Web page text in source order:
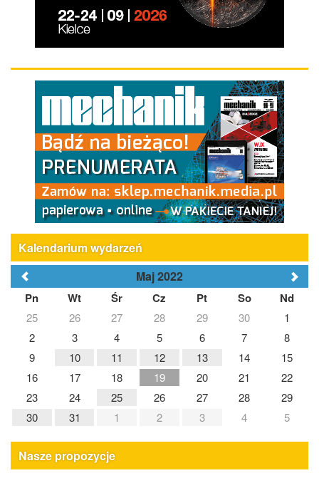
Kalendarium wydarzeń
Maj 2022
Pn Wt Śr Cz Pt So Nd
25 26 27 28 29 30
1
2
3 4 5 6 7
8
9
10 11 12 13 14
15
16
17 18 19 20 21
22
23
24 25 26 27 28
29
30
31 1 2 3 4 5
Nasze propozycje